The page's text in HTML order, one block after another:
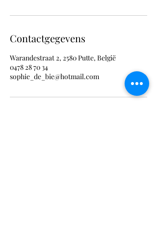
Contactgegevens
Warandestraat 2, 2580 Putte, België
0478 28 70 34
sophie_de_bie@hotmail.com